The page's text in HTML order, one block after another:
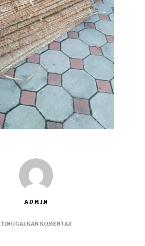
ADMIN
TINGGALKAN KOMENTARPADA